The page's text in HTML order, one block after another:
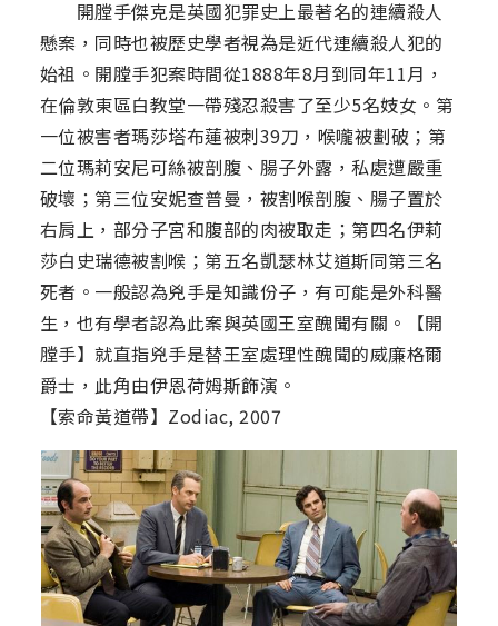
開膛手傑克是英國犯罪史上最著名的連續殺人
懸案，同時也被歷史學者視為是近代連續殺人犯的
始祖。開膛手犯案時間從1888年8月到同年11月，
在倫敦東區白教堂一帶殘忍殺害了至少5名妓女。第
一位被害者瑪莎塔布蓮被刺39刀，喉嚨被劃破；第
二位瑪莉安尼可絲被剖腹、腸子外露，私處遭嚴重
破壞；第三位安妮查普曼，被割喉剖腹、腸子置於
右肩上，部分子宮和腹部的肉被取走；第四名伊莉
莎白史瑞德被割喉；第五名凱瑟林艾道斯同第三名
死者。一般認為兇手是知識份子，有可能是外科醫
生，也有學者認為此案與英國王室醜聞有關。【開
膛手】就直指兇手是替王室處理性醜聞的威廉格爾
爵士，此角由伊恩荷姆斯飾演。
【索命黃道帶】Zodiac, 2007